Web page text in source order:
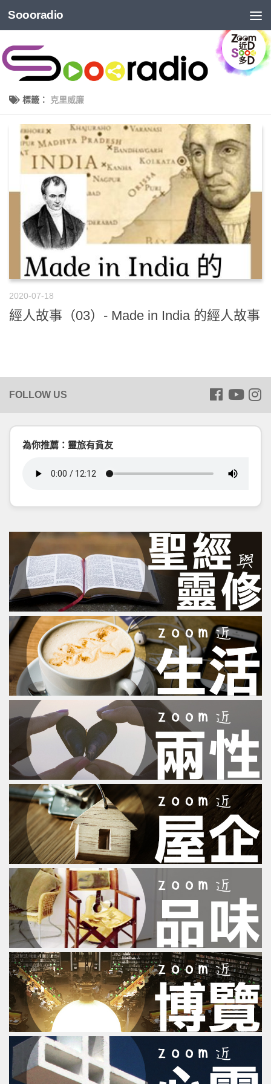
Soooradio
標籤： 克里威廉
2020-07-18
經人故事（03）- Made in India 的經人故事
為你推薦：靈旅有貧友